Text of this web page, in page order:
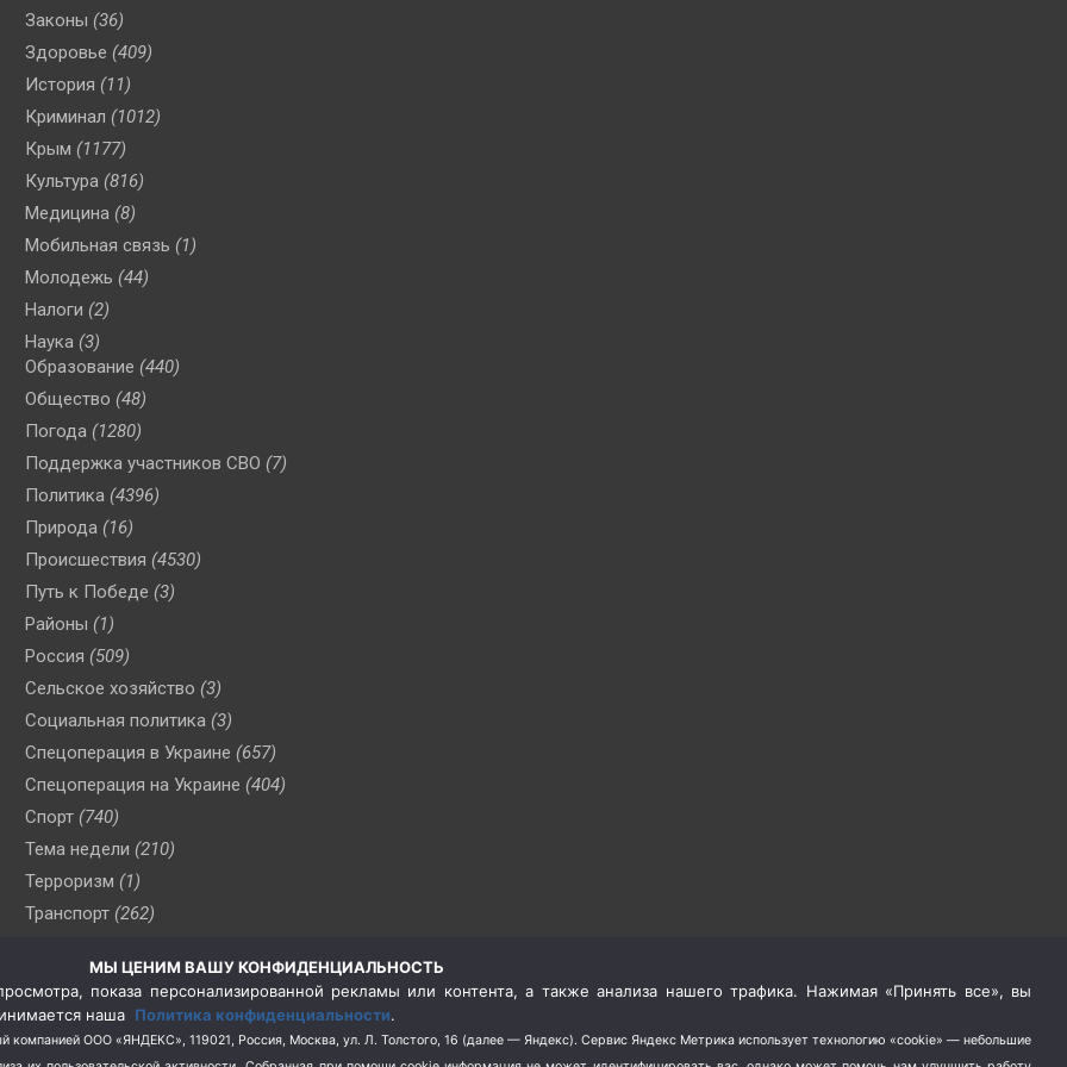
Законы (36)
Здоровье (409)
История (11)
Криминал (1012)
Крым (1177)
Культура (816)
Медицина (8)
Мобильная связь (1)
Молодежь (44)
Налоги (2)
Наука (3)
Образование (440)
Общество (48)
Погода (1280)
Поддержка участников СВО (7)
Политика (4396)
Природа (16)
Происшествия (4530)
Путь к Победе (3)
Районы (1)
Россия (509)
Сельское хозяйство (3)
Социальная политика (3)
Спецоперация в Украине (657)
Спецоперация на Украине (404)
Спорт (740)
Тема недели (210)
Терроризм (1)
Транспорт (262)
(76)
Цены (2)
Школа и спорт (2)
МЫ ЦЕНИМ ВАШУ КОНФИДЕНЦИАЛЬНОСТЬ
показа персонализированной рекламы или контента, а также анализа нашего трафика. Нажимая «Принять все», вы
наша Политика конфиденциальности.
компанией ООО «ЯНДЕКС», 119021, Россия, Москва, ул. Л. Толстого, 16 (далее — Яндекс). Сервис Яндекс Метрика использует технологию «cookie» — небольшие